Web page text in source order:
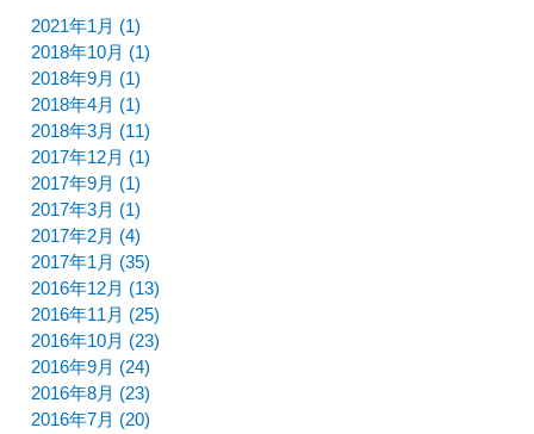
2021年1月 (1)
2018年10月 (1)
2018年9月 (1)
2018年4月 (1)
2018年3月 (11)
2017年12月 (1)
2017年9月 (1)
2017年3月 (1)
2017年2月 (4)
2017年1月 (35)
2016年12月 (13)
2016年11月 (25)
2016年10月 (23)
2016年9月 (24)
2016年8月 (23)
2016年7月 (20)